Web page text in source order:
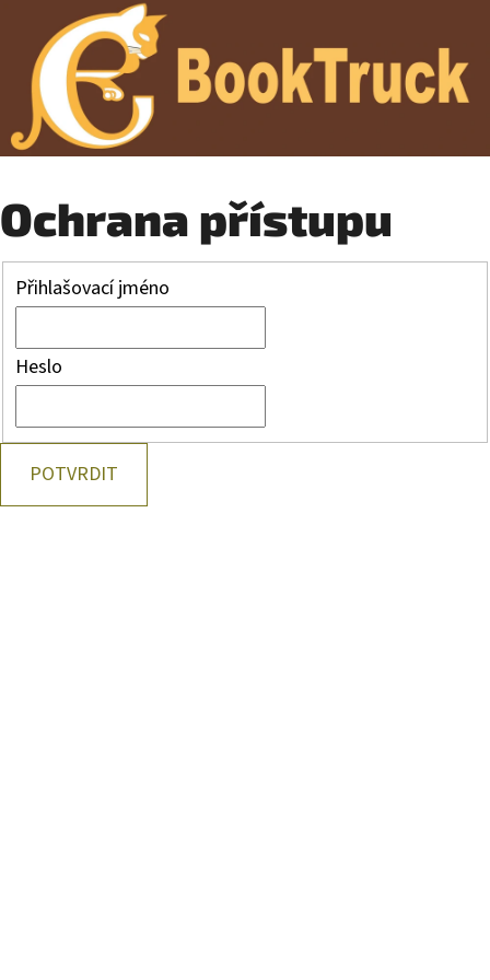
Ochrana přístupu
Přihlašovací jméno
Heslo
POTVRDIT